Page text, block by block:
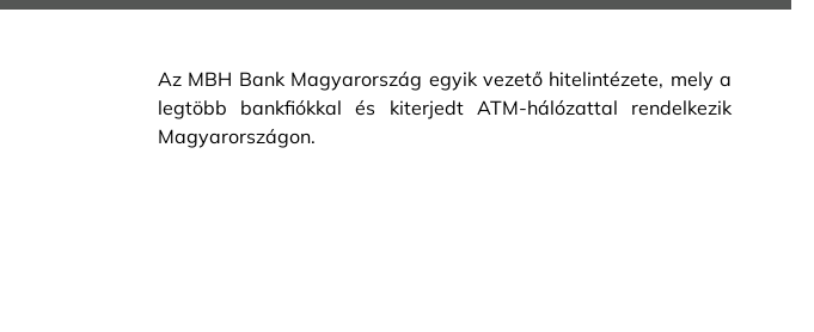
Az MBH Bank Magyarország egyik vezető hitelintézete, mely a
legtöbb bankfiókkal és kiterjedt ATM-hálózattal rendelkezik
Magyarországon.